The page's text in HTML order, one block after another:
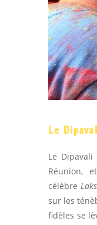
Le
Le
Réunion,
célèbre
sur les
fidèles se